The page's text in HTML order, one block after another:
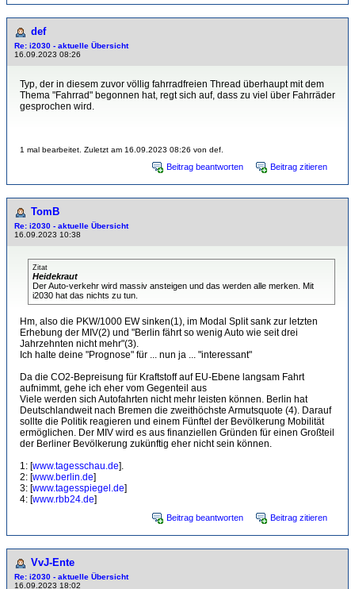
def
Re: i2030 - aktuelle Übersicht
16.09.2023 08:26
Typ, der in diesem zuvor völlig fahrradfreien Thread überhaupt mit dem
Thema "Fahrrad" begonnen hat, regt sich auf, dass zu viel über Fahrräder
gesprochen wird.
1 mal bearbeitet. Zuletzt am 16.09.2023 08:26 von def.
Beitrag beantworten Beitrag zitieren
TomB
Re: i2030 - aktuelle Übersicht
16.09.2023 10:38
Zitat
Heidekraut
Der Auto-verkehr wird massiv ansteigen und das werden alle merken. Mit
i2030 hat das nichts zu tun.
Hm, also die PKW/1000 EW sinken(1), im Modal Split sank zur letzten
Erhebung der MIV(2) und "Berlin fährt so wenig Auto wie seit drei
Jahrzehnten nicht mehr"(3).
Ich halte deine "Prognose" für ... nun ja ... "interessant"
Da die CO2-Bepreisung für Kraftstoff auf EU-Ebene langsam Fahrt
aufnimmt, gehe ich eher vom Gegenteil aus
Viele werden sich Autofahrten nicht mehr leisten können. Berlin hat
Deutschlandweit nach Bremen die zweithöchste Armutsquote (4). Darauf
sollte die Politik reagieren und einem Fünftel der Bevölkerung Mobilität
ermöglichen. Der MIV wird es aus finanziellen Gründen für einen Großteil
der Berliner Bevölkerung zukünftig eher nicht sein können.
1: [www.tagesschau.de].
2: [www.berlin.de]
3: [www.tagesspiegel.de]
4: [www.rbb24.de]
Beitrag beantworten Beitrag zitieren
VvJ-Ente
Re: i2030 - aktuelle Übersicht
16.09.2023 18:02